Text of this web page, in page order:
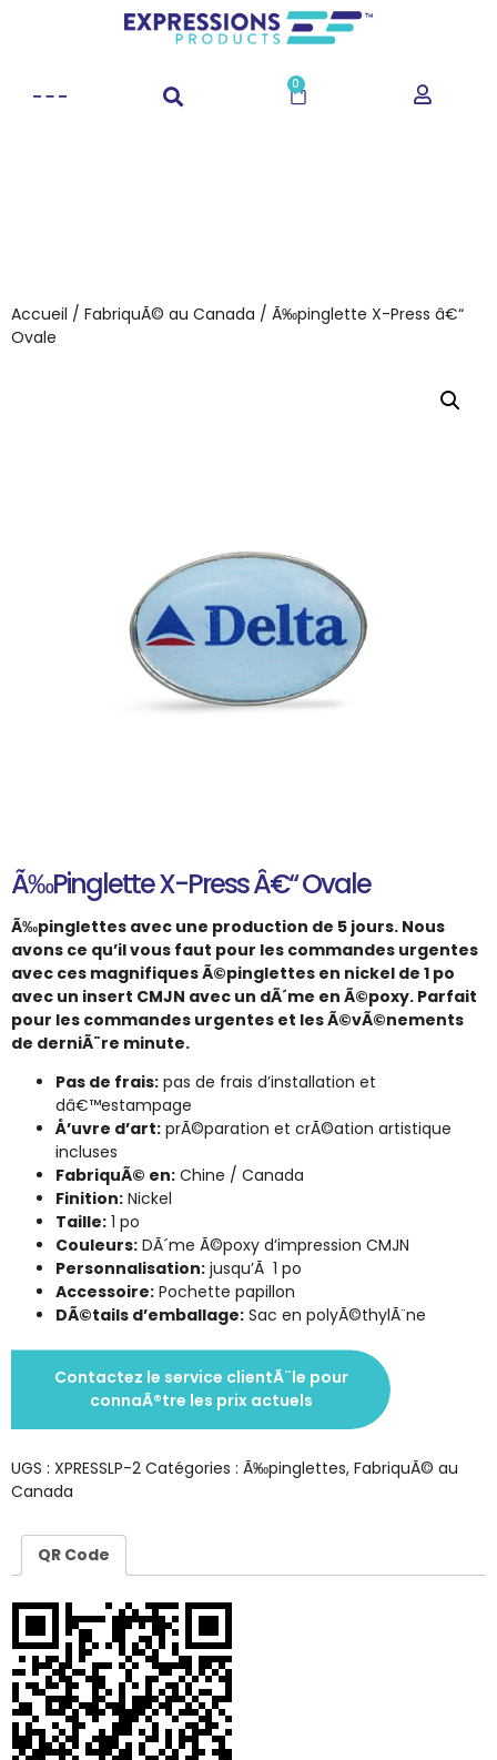
0
Accueil / FabriquÃ© au Canada / Ã‰pinglette X-Press â€“
Ovale
Ã‰pinglette X-Press Â€“ Ovale
Ã‰pinglettes avec une production de 5 jours. Nous
avons ce qu’il vous faut pour les commandes urgentes
avec ces magnifiques Ã©pinglettes en nickel de 1 po
avec un insert CMJN avec un dÃ´me en Ã©poxy. Parfait
pour les commandes urgentes et les Ã©vÃ©nements
de derniÃ¨re minute.
Pas de frais: pas de frais d’installation et
dâ€™estampage
Å’uvre d’art: prÃ©paration et crÃ©ation artistique
incluses
FabriquÃ© en: Chine / Canada
Finition: Nickel
Taille: 1 po
Couleurs: DÃ´me Ã©poxy d’impression CMJN
Personnalisation: jusqu’Ã 1 po
Accessoire: Pochette papillon
DÃ©tails d’emballage: Sac en polyÃ©thylÃ¨ne
Contactez le service clientÃ¨le pour
connaÃ®tre les prix actuels
UGS : XPRESSLP-2 Catégories : Ã‰pinglettes, FabriquÃ© au
Canada
QR Code